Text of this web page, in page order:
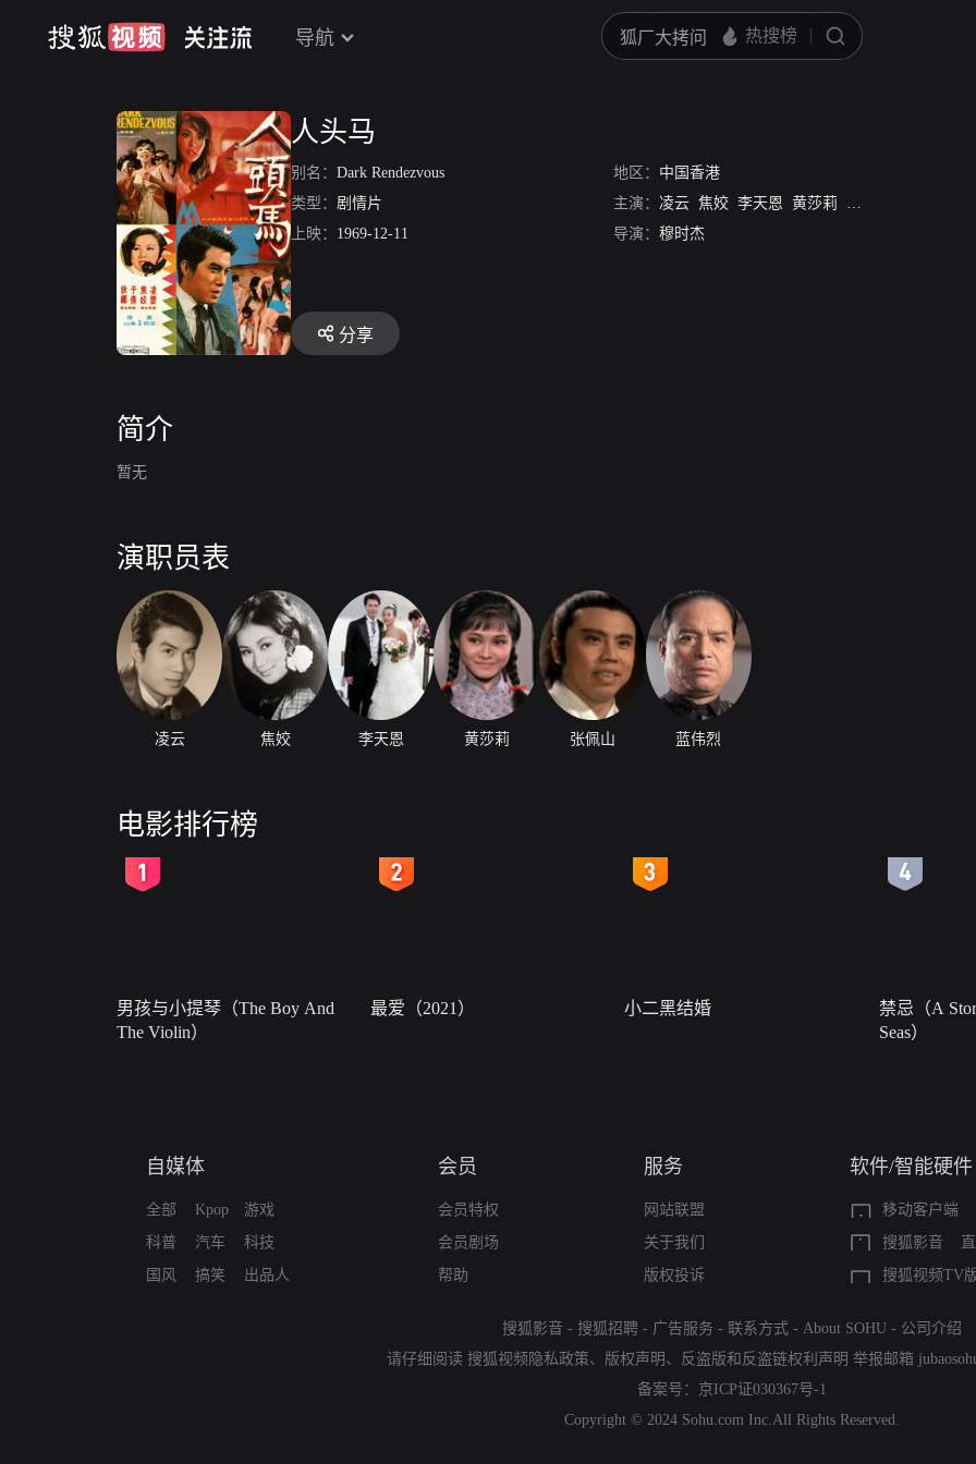
导航
人头马
别名： Dark Rendezvous 地区： 中国香港
类型： 剧情片 主演： 凌云 焦姣 李天恩 黄莎莉 张佩山
上映： 1969-12-11 导演： 穆时杰
分享
简介
暂无
演职员表
凌云 焦姣 李天恩 黄莎莉 张佩山 蓝伟烈
电影排行榜
男孩与小提琴（The Boy And
The Violin）
最爱（2021） 小二黑结婚
禁忌（A
Seas）
自媒体
全部
科普
国风
Kpop
汽车
搞笑
游戏
科技
出品人
会员
会员特权
会员剧场
帮助
服务
网站联盟
关于我们
版权投诉
软件/智能硬件
移动客户端
搜狐影音
搜狐视频TV
搜狐影音 - 搜狐招聘 - 广告服务 - 联系方式 - About SOHU - 公司介绍
请仔细阅读 搜狐视频隐私政策、 版权声明 、 反盗版和反盗链权利声明 举报邮箱
备案号： 京ICP证030367号-1
Copyright © 2024 Sohu.com Inc.All Rights Reserved.